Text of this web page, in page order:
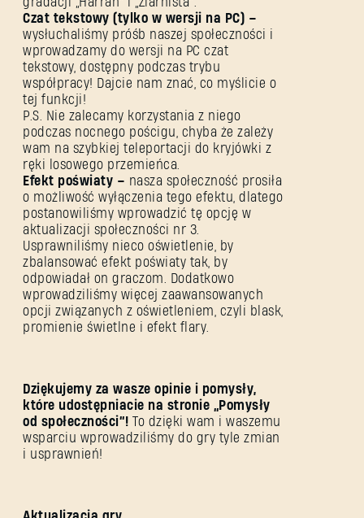
Czat tekstowy (tylko w wersji na PC) –
wysłuchaliśmy próśb naszej społeczności i
wprowadzamy do wersji na PC czat
tekstowy, dostępny podczas trybu
współpracy! Dajcie nam znać, co myślicie o
tej funkcji!
P.S. Nie zalecamy korzystania z niego
podczas nocnego pościgu, chyba że zależy
wam na szybkiej teleportacji do kryjówki z
ręki losowego przemieńca.
Efekt poświaty – nasza społeczność prosiła
o możliwość wyłączenia tego efektu, dlatego
postanowiliśmy wprowadzić tę opcję w
aktualizacji społeczności nr 3.
Usprawniliśmy nieco oświetlenie, by
zbalansować efekt poświaty tak, by
odpowiadał on graczom. Dodatkowo
wprowadziliśmy więcej zaawansowanych
opcji związanych z oświetleniem, czyli blask,
promienie świetlne i efekt flary.
Dziękujemy za wasze opinie i pomysły,
które udostępniacie na stronie „Pomysły
od społeczności”! To dzięki wam i waszemu
wsparciu wprowadziliśmy do gry tyle zmian
i usprawnień!